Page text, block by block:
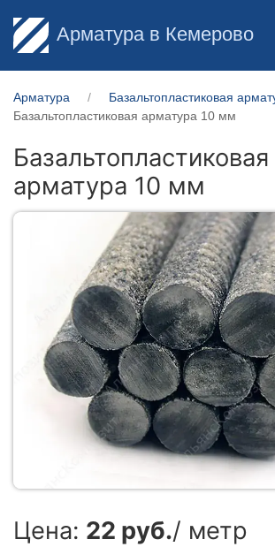
Арматура в Кемерово
Арматура
Базальтопластиковая
Базальтопластиковая арматура 10 мм
Базальтопластиковая
арматура 10 мм
Цена: 22 руб./ метр